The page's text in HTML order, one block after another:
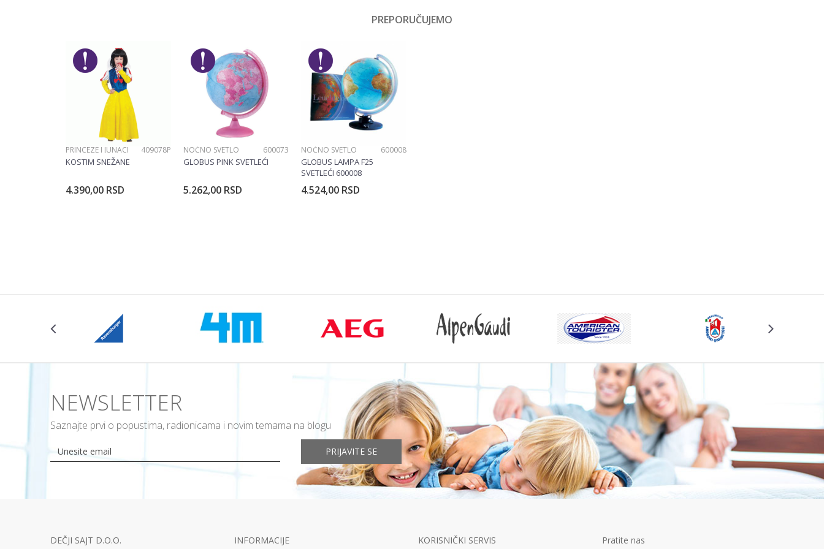
Brend
Tigar obuća
Materijal
Guma
Poruka
POŠALJI
PREPORUČUJEMO
PRINCEZE I JUNACI 409078P
KOSTIM SNEŽANE
4.390,00 RSD
NOĆNO SVETLO 600073
GLOBUS PINK SVETLEĆI
5.262,00 RSD
NOĆNO SVETLO 600008
GLOBUS LAMPA F25
SVETLEĆI 600008
4.524,00 RSD
NEWSLETTER
Saznajte prvi o popustima, radionicama i novim temama na blogu
PRIJAVITE SE
DEČJI SAJT D.O.O. INFORMACIJE KORISNIČKI SERVIS Pratite nas